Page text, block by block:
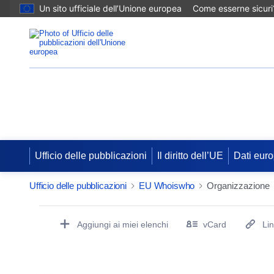
Un sito ufficiale dell’Unione europea Come esserne
Ufficio delle pubblicazioni Il diritto dell’UE Dati
Ufficio delle pubblicazioni EU Whoiswho Organizzazione
Aggiungi ai miei elenchi vCard